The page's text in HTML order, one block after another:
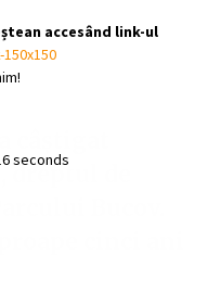
de
accesând link-ul
seconds